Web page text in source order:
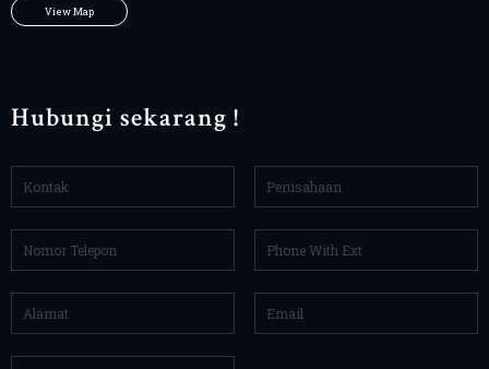
View Map
Hubungi sekarang !